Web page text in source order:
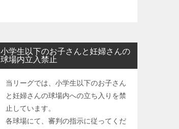
小学生以下のお子さんと妊婦さんの
球場内立入禁止
当リーグでは、小学生以下のお子さん
と妊婦さんの球場内への立ち入りを禁
止しています。
各球場にて、審判の指示に従ってくだ